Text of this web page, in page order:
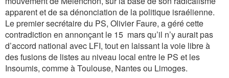
apparent et de sa dénonciation de la politique israélienne.
Le premier secrétaire du PS, Olivier Faure, a géré cette
contradiction en annonçant le 15 mars qu’il n’y aurait pas
d’accord national avec LFI, tout en laissant la voie libre à
des fusions de listes au niveau local entre le PS et les
Insoumis, comme à Toulouse, Nantes ou Limoges.